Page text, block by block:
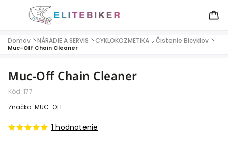
Domov / NÁRADIE A SERVIS / CYKLOKOZMETIKA / Čistenie Bicyklov /
Muc-Off Chain Cleaner
Muc-Off Chain Cleaner
Kód: 177
1 hodnotenie
Značka: MUC-OFF